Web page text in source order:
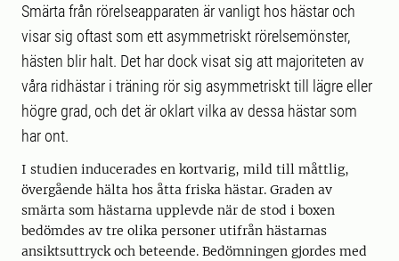
Smärta från rörelseapparaten är vanligt hos hästar och
visar sig oftast som ett asymmetriskt rörelsemönster,
hästen blir halt. Det har dock visat sig att majoriteten av
våra ridhästar i träning rör sig asymmetriskt till lägre eller
högre grad, och det är oklart vilka av dessa hästar som
har ont.
I studien inducerades en kortvarig, mild till måttlig,
övergående hälta hos åtta friska hästar. Graden av
smärta som hästarna upplevde när de stod i boxen
bedömdes av tre olika personer utifrån hästarnas
ansiktsuttryck och beteende. Bedömningen gjordes med